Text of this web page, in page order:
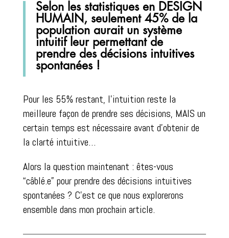
Selon les statistiques en DESIGN
HUMAIN, seulement 45% de la
population aurait un système
intuitif leur permettant de
prendre des décisions intuitives
spontanées !
Pour les 55% restant, l’intuition reste la
meilleure façon de prendre ses décisions, MAIS un
certain temps est nécessaire avant d’obtenir de
la clarté intuitive…
Alors la question maintenant : êtes-vous
“câblé.e” pour prendre des décisions intuitives
spontanées ? C’est ce que nous explorerons
ensemble dans mon prochain article.